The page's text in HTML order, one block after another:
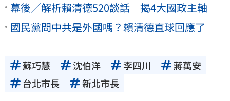
幕後／解析賴清德520談話 揭4大國政主軸
國民黨問中共是外國嗎？賴清德直球回應了
蘇巧慧 沈伯洋 李四川
蔣萬安
台北市長
新北市長